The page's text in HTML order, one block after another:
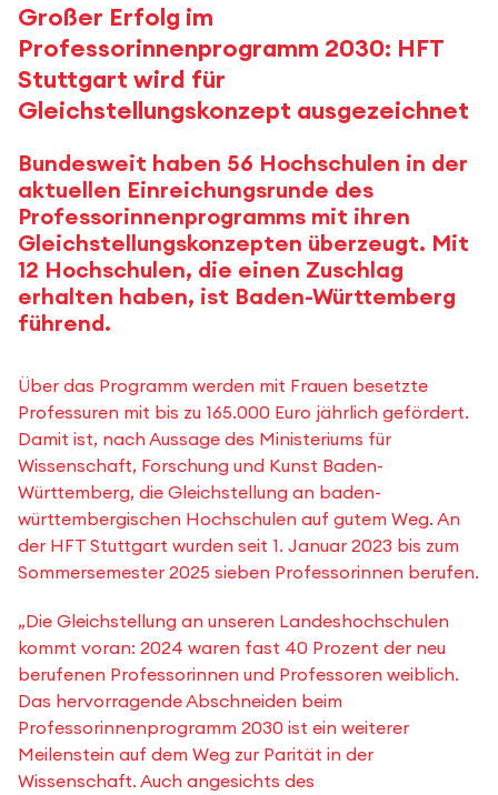
Großer Erfolg im
Professorinnenprogramm 2030: HFT
Stuttgart wird für
Gleichstellungskonzept ausgezeichnet
Bundesweit haben 56 Hochschulen in der
aktuellen Einreichungsrunde des
Professorinnenprogramms mit ihren
Gleichstellungskonzepten überzeugt. Mit
12 Hochschulen, die einen Zuschlag
erhalten haben, ist Baden-Württemberg
führend.
Über das Programm werden mit Frauen besetzte
Professuren mit bis zu 165.000 Euro jährlich gefördert.
Damit ist, nach Aussage des Ministeriums für
Wissenschaft, Forschung und Kunst Baden-
Württemberg, die Gleichstellung an baden-
württembergischen Hochschulen auf gutem Weg. An
der HFT Stuttgart wurden seit 1. Januar 2023 bis zum
Sommersemester 2025 sieben Professorinnen berufen.
„Die Gleichstellung an unseren Landeshochschulen
kommt voran: 2024 waren fast 40 Prozent der neu
berufenen Professorinnen und Professoren weiblich.
Das hervorragende Abschneiden beim
Professorinnenprogramm 2030 ist ein weiterer
Meilenstein auf dem Weg zur Parität in der
Wissenschaft. Auch angesichts des